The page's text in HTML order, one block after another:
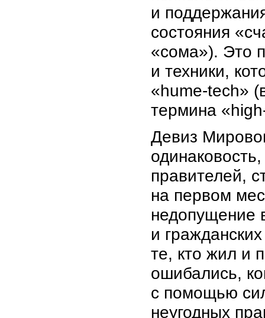
и
состояния
«сома»). Это
и техники,
«hume-tech»
термина
Девиз
правителей,
на первом
недопущение
и
те, кто жил и
ошибались,
с помощью
неугодных